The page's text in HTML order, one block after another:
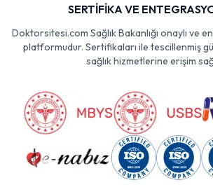
SERTİFİKA VE
Doktorsitesi.com Sağlık Bakanlığı onaylı ve
platformudur. Sertifikaları ile tescillenmiş
sağlık hizmetlerine erişim